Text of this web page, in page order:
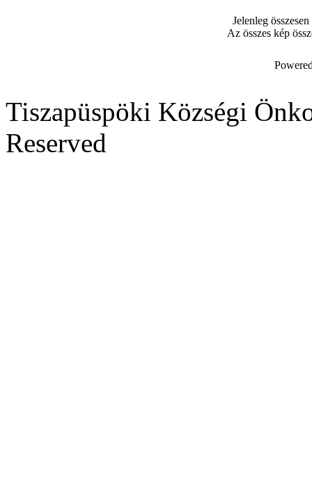
Jelenleg
Az összes kép
Tiszapüspöki Községi
Reserved